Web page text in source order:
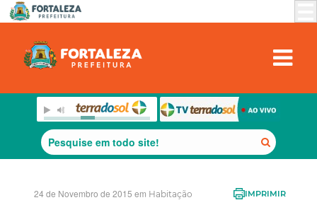
24 de Novembro de 2015 em Habitação IMPRIMIR